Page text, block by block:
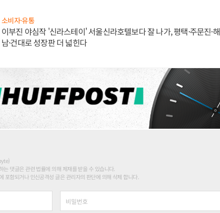
소비자·유통
이부진 야심작 '신라스테이' 서울신라호텔보다 잘 나가, 평택·주문진·해
남·건대로 성장판 더 넓힌다
댓글은 관련 법률에 의해 제재를 받을 수 있습니다.
포함되거나 인신공격성 글은 관리자의 판단에 의해 삭제 합니다.